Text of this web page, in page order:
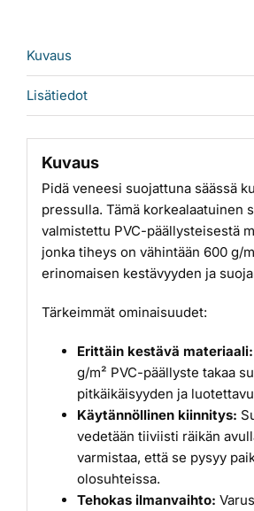
Kuvaus
Lisätiedot
Kuvaus
Pidä veneesi suojattuna säässä
pressulla. Tämä korkealaatuinen
valmistettu PVC-päällysteisestä
jonka tiheys on vähintään 600 g/
erinomaisen kestävyyden ja
Tärkeimmät ominaisuudet:
Erittäin kestävä materiaali:
g/m² PVC-päällyste takaa
pitkäikäisyyden ja
Käytännöllinen kiinnitys:
vedetään tiiviisti räikän
varmistaa, että se pysyy
olosuhteissa.
Tehokas ilmanvaihto: